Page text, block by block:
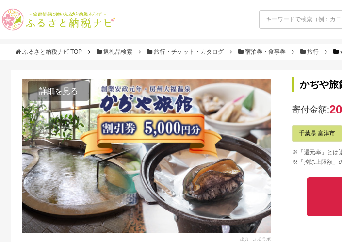
ふるさと納税ナビ TOP 返礼品検索 旅行・チケット・カタログ 宿泊券・食事券 旅行
詳細を見る
出典：ふるラボ
かぢや
寄付金額:
千葉県 富津市
※「還元率」とは
※「控除上限額」